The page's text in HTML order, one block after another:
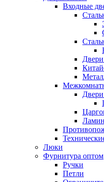
Входные
Люки
Фурнитура оптом
Ручки
Петли